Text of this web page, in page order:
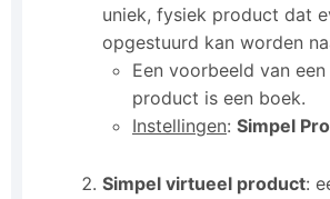
uniek, fysiek product dat
opgestuurd kan worden
Een voorbeeld van
product is een boek.
Instellingen: Simpel
Simpel virtueel product: